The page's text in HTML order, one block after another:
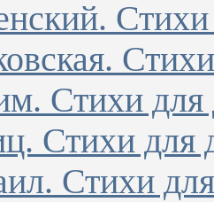
Стихи
Стихи
Стихи для
Стихи для
Стихи